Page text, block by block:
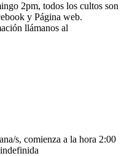
2pm, todos los cultos son
y Página web.
llámanos al
s, comienza a la hora 2:00